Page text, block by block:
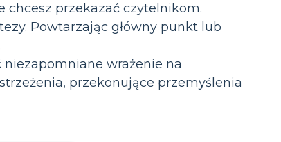
chcesz przekazać czytelnikom.
Powtarzając główny punkt lub
wrażenie na
przekonujące przemyślenia